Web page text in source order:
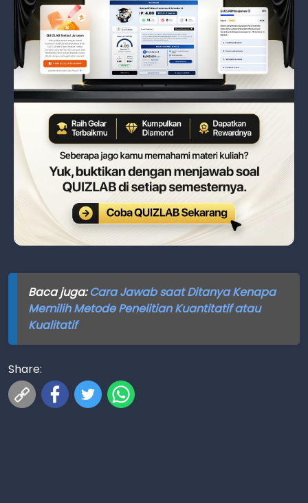
Baca juga:Cara Jawab saat Ditanya Kenapa
Memilih Metode Penelitian Kuantitatif atau
Kualitatif
Share: